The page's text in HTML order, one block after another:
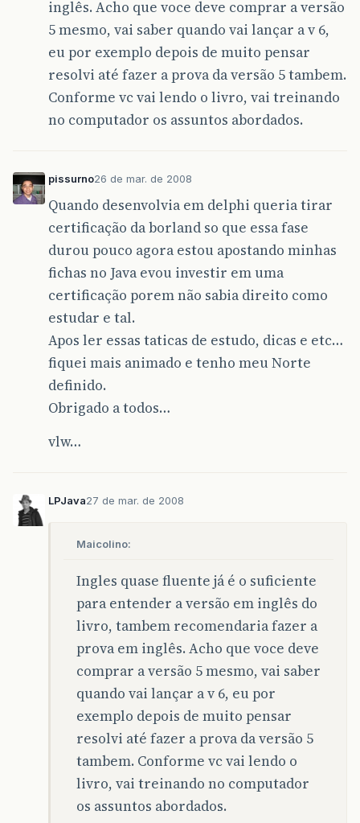
inglês. Acho que voce deve comprar a versão
5 mesmo, vai saber quando vai lançar a v 6,
eu por exemplo depois de muito pensar
resolvi até fazer a prova da versão 5 tambem.
Conforme vc vai lendo o livro, vai treinando
no computador os assuntos abordados.
pissurno26 de mar. de 2008
Quando desenvolvia em delphi queria tirar
certificação da borland so que essa fase
durou pouco agora estou apostando minhas
fichas no Java evou investir em uma
certificação porem não sabia direito como
estudar e tal.
Apos ler essas taticas de estudo, dicas e etc…
fiquei mais animado e tenho meu Norte
definido.
Obrigado a todos…
vlw…
LPJava27 de mar. de 2008
Maicolino:
Ingles quase fluente já é o suficiente
para entender a versão em inglês do
livro, tambem recomendaria fazer a
prova em inglês. Acho que voce deve
comprar a versão 5 mesmo, vai saber
quando vai lançar a v 6, eu por
exemplo depois de muito pensar
resolvi até fazer a prova da versão 5
tambem. Conforme vc vai lendo o
livro, vai treinando no computador
os assuntos abordados.